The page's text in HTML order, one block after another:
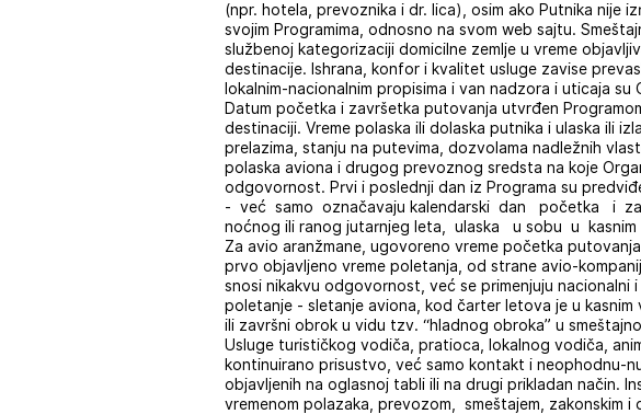
(npr. hotela, prevoznika i dr. lica), osim ako Putnika nije
svojim Programima, odnosno na svom web sajtu.
službenoj kategorizaciji domicilne zemlje u vreme
destinacije. Ishrana, konfor i kvalitet usluge zavise
lokalnim-nacionalnim propisima i van nadzora i uticaja su
Datum početka i završetka putovanja utvrđen
destinaciji. Vreme polaska ili dolaska putnika i ulaska ili
prelazima, stanju na putevima, dozvolama nadležnih
polaska aviona i drugog prevoznog sredsta na koje
odgovornost. Prvi i poslednji dan iz Programa su
- već samo označavaju kalendarski dan početka i
noćnog ili ranog jutarnjeg leta, ulaska u sobu u
Za avio aranžmane, ugovoreno vreme početka
prvo objavljeno vreme poletanja, od strane avio-
snosi nikakvu odgovornost, već se primenjuju
poletanje - sletanje aviona, kod čarter letova je u
ili završni obrok u vidu tzv. “hladnog obroka” u
Usluge turističkog vodiča, pratioca, lokalnog vodiča,
kontinuirano prisustvo, već samo kontakt i neophodnu-
objavljenih na oglasnoj tabli ili na drugi prikladan način.
vremenom polazaka, prevozom, smeštajem, zakonskim